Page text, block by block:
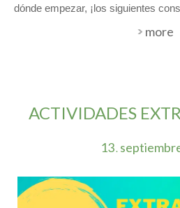
dónde empezar, ¡los siguientes
more
ACTIVIDADES
13.